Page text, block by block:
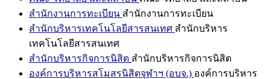
สำนักงานการทะเบียน สำนักงานการทะเบียน
สำนักบริหารเทคโนโลยีสารสนเทศ สำนักบริหาร
เทคโนโลยีสารสนเทศ
สำนักบริหารกิจการนิสิต สำนักบริหารกิจการนิสิต
องค์การบริหารสโมสรนิสิตจุฬาฯ (อบจ.) องค์การบริหาร